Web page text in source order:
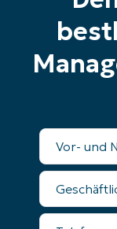
Vollständiger
Name
Mail
number*
Land